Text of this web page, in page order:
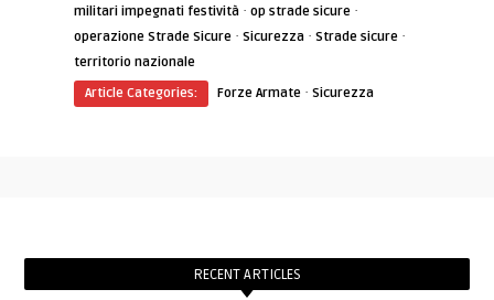
militari impegnati festività ·op strade sicure ·
operazione Strade Sicure ·Sicurezza ·Strade sicure ·
territorio nazionale
Article Categories:
Forze Armate ·Sicurezza
RECENT ARTICLES